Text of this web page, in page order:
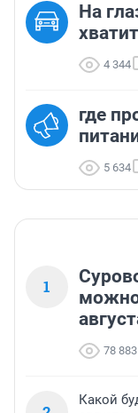
На
4 344
где
5 634
1
можно
78 883
Какой